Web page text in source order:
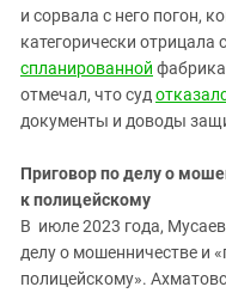
и сорвала с него погон,
категорически отрицала
спланированной
отмечал, что суд
документы и доводы
Приговор по делу о
к полицейскому
В июле 2023 года,
делу о мошенничестве и
полицейскому».